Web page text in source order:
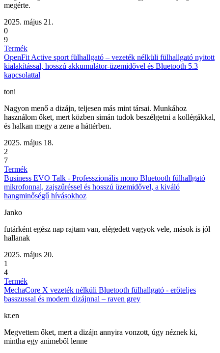
megérte.
2025. május 21.
0
9
Termék
OpenFit Active sport fülhallgató – vezeték nélküli fülhallgató nyitott
kialakítással, hosszú akkumulátor-üzemidővel és Bluetooth 5.3
kapcsolattal
toni
Nagyon menő a dizájn, teljesen más mint társai. Munkához
használom őket, mert közben simán tudok beszélgetni a kollégákkal,
és halkan megy a zene a háttérben.
2025. május 18.
2
7
Termék
Business EVO Talk - Professzionális mono Bluetooth fülhallgató
mikrofonnal, zajszűréssel és hosszú üzemidővel, a kiváló
hangminőségű hívásokhoz
Janko
futárként egész nap rajtam van, elégedett vagyok vele, mások is jól
hallanak
2025. május 20.
1
4
Termék
MechaCore X vezeték nélküli Bluetooth fülhallgató - erőteljes
basszussal és modern dizájnnal – raven grey
kr.en
Megvettem őket, mert a dizájn annyira vonzott, úgy néznek ki,
mintha egy animeből lenne